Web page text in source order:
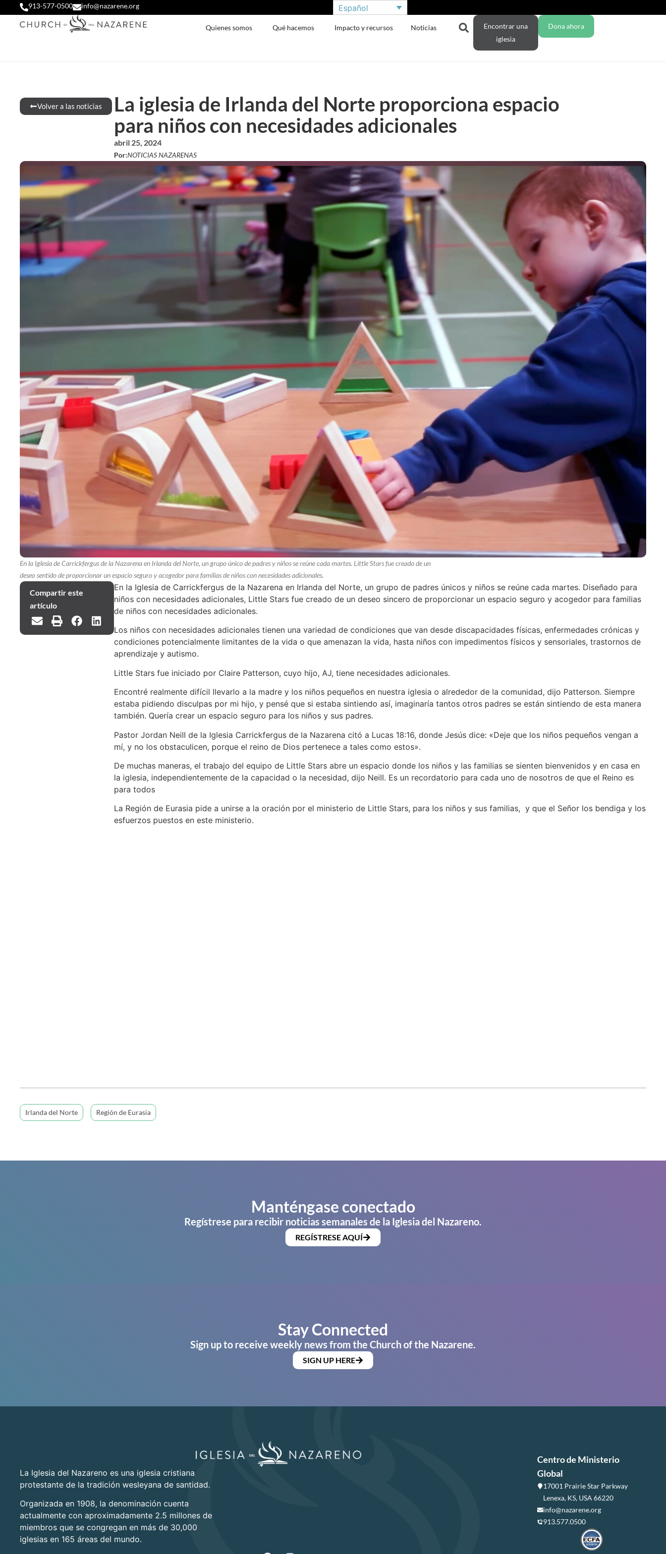
913-577-0500 info@nazarene.org Español
Quienes somos Qué hacemos Impacto y recursos Noticias
Encontrar una
iglesia
Dona ahora
Volver a las noticias
La iglesia de Irlanda del Norte proporciona espacio
para niños con necesidades adicionales
abril 25, 2024
Por:NOTICIAS NAZARENAS
En la Iglesia de Carrickfergus de la Nazarena en Irlanda del Norte, un grupo único de padres y niños se reúne cada martes. Little Stars fue creado de un
deseo sentido de proporcionar un espacio seguro y acogedor para familias de niños con necesidades adicionales.
Compartir este
artículo
En la Iglesia de Carrickfergus de la Nazarena en Irlanda del Norte, un grupo de padres únicos y niños se reúne cada martes. Diseñado para
niños con necesidades adicionales, Little Stars fue creado de un deseo sincero de proporcionar un espacio seguro y acogedor para familias
de niños con necesidades adicionales.
Los niños con necesidades adicionales tienen una variedad de condiciones que van desde discapacidades físicas, enfermedades crónicas y
condiciones potencialmente limitantes de la vida o que amenazan la vida, hasta niños con impedimentos físicos y sensoriales, trastornos de
aprendizaje y autismo.
Little Stars fue iniciado por Claire Patterson, cuyo hijo, AJ, tiene necesidades adicionales.
Encontré realmente difícil llevarlo a la madre y los niños pequeños en nuestra iglesia o alrededor de la comunidad, dijo Patterson. Siempre
estaba pidiendo disculpas por mi hijo, y pensé que si estaba sintiendo así, imaginaría tantos otros padres se están sintiendo de esta manera
también. Quería crear un espacio seguro para los niños y sus padres.
Pastor Jordan Neill de la Iglesia Carrickfergus de la Nazarena citó a Lucas 18:16, donde Jesús dice: «Deje que los niños pequeños vengan a
mí, y no los obstaculicen, porque el reino de Dios pertenece a tales como estos».
De muchas maneras, el trabajo del equipo de Little Stars abre un espacio donde los niños y las familias se sienten bienvenidos y en casa en
la iglesia, independientemente de la capacidad o la necesidad, dijo Neill. Es un recordatorio para cada uno de nosotros de que el Reino es
para todos
La Región de Eurasia pide a unirse a la oración por el ministerio de Little Stars, para los niños y sus familias, y que el Señor los bendiga y los
esfuerzos puestos en este ministerio.
Irlanda del Norte Región de Eurasia
Manténgase conectado
Regístrese para recibir noticias semanales de la Iglesia del Nazareno.
REGÍSTRESE AQUÍ
Stay Connected
Sign up to receive weekly news from the Church of the Nazarene.
SIGN UP HERE
La Iglesia del Nazareno es una iglesia cristiana
protestante de la tradición wesleyana de santidad.
Organizada en 1908, la denominación cuenta
actualmente con aproximadamente 2.5 millones de
miembros que se congregan en más de 30,000
iglesias en 165 áreas del mundo.
Centro de Ministerio
Global
17001 Prairie Star Parkway
Lenexa, KS, USA 66220
info@nazarene.org
913.577.0500